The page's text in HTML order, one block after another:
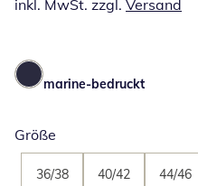
inkl. MwSt. zzgl. Versand
marine-bedruckt
Größe
36/38 40/42 44/46